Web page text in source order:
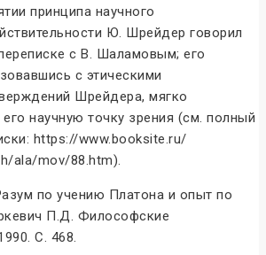
принципа научного
Ю. Шрейдер говорил
с В. Шаламовым; его
с этическими
Шрейдера, мягко
его научную точку зрения (см. полный
https://www.booksite.ru/
ala/mov/88.htm).
по учению Платона и опыт по
П.Д. Философские
С. 468.